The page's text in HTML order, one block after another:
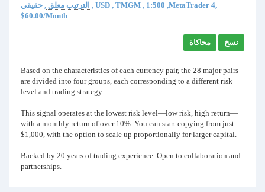
الترتيب معلق , حقيقي , USD , TMGM , 1:500 ,MetaTrader 4,
$60.00/Month
محاكاة نسخ
Based on the characteristics of each currency pair, the 28 major pairs
are divided into four groups, each corresponding to a different risk
level and trading strategy.
This signal operates at the lowest risk level—low risk, high return—
with a monthly return of over 10%. You can start copying from just
$1,000, with the option to scale up proportionally for larger capital.
Backed by 20 years of trading experience. Open to collaboration and
partnerships.